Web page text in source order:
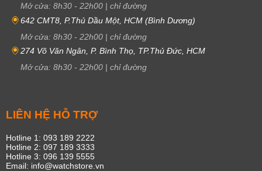
Mở cửa: 8h30 - 22h00 | chỉ đường
642 CMT8, P.Thủ Dầu Một, HCM (Bình Dương)
Mở cửa: 8h30 - 22h00 | chỉ đường
274 Võ Văn Ngân, P. Bình Thọ, TP.Thủ Đức, HCM
Mở cửa: 8h30 - 22h00 | chỉ đường
LIÊN HỆ HỖ TRỢ
Hotline 1: 093 189 2222
Hotline 2: 097 189 3333
Hotline 3: 096 139 5555
Email: info@watchstore.vn